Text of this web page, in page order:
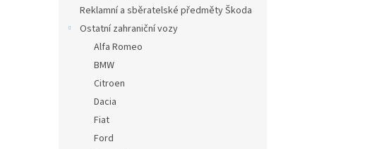
Reklamní a sběratelské předměty Škoda
Ostatní zahraniční vozy
Alfa Romeo
BMW
Citroen
Dacia
Fiat
Ford